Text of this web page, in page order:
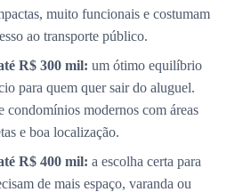
muito funcionais e costumam
ao transporte público.
R$ 300 mil: um ótimo equilíbrio
para quem quer sair do aluguel.
condomínios modernos com áreas
e boa localização.
R$ 400 mil: a escolha certa para
de mais espaço, varanda ou